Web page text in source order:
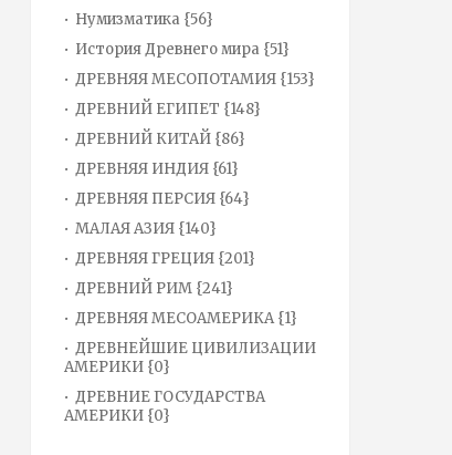
Нумизматика {56}
История Древнего мира {51}
ДРЕВНЯЯ МЕСОПОТАМИЯ {153}
ДРЕВНИЙ ЕГИПЕТ {148}
ДРЕВНИЙ КИТАЙ {86}
ДРЕВНЯЯ ИНДИЯ {61}
ДРЕВНЯЯ ПЕРСИЯ {64}
МАЛАЯ АЗИЯ {140}
ДРЕВНЯЯ ГРЕЦИЯ {201}
ДРЕВНИЙ РИМ {241}
ДРЕВНЯЯ МЕСОАМЕРИКА {1}
ДРЕВНЕЙШИЕ ЦИВИЛИЗАЦИИ
АМЕРИКИ {0}
ДРЕВНИЕ ГОСУДАРСТВА
АМЕРИКИ {0}